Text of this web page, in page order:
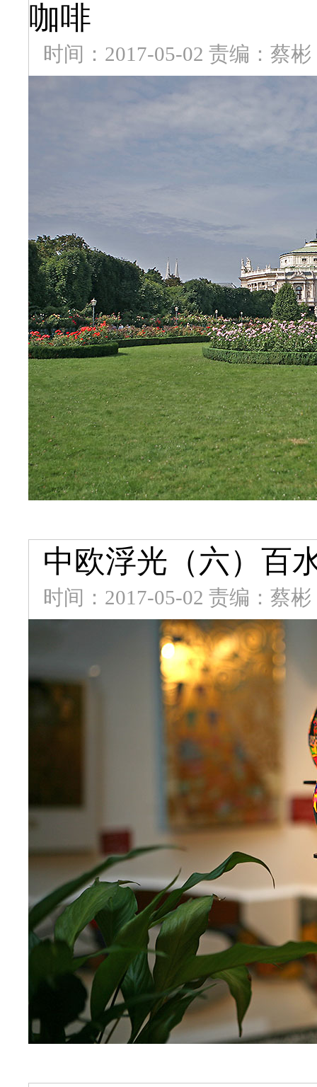
咖啡
时间：2017-05-02 责编：蔡彬
中欧浮光（六）百
时间：2017-05-02 责编：蔡彬